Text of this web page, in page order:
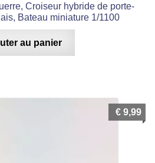
Croiseur hybride de porte-
Bateau miniature 1/1100
au panier
€ 9,99